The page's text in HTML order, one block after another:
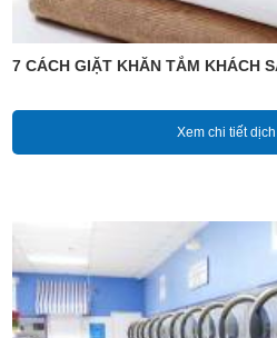
7 CÁCH GIẶT KHĂN TẮM KHÁCH
Xem chi tiết